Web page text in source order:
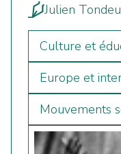
Julien
Culture et
Europe et
Mouvements